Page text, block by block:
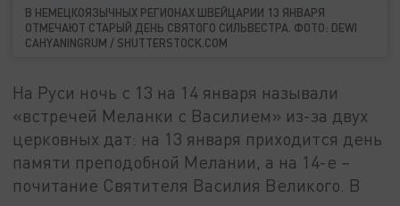
В НЕМЕЦКОЯЗЫЧНЫХ РЕГИОНАХ ШВЕЙЦАРИИ 13 ЯНВАРЯ
ОТМЕЧАЮТ СТАРЫЙ ДЕНЬ СВЯТОГО СИЛЬВЕСТРА. ФОТО: DEWI
CAHYANINGRUM / SHUTTERSTOCK.COM
На Руси ночь с 13 на 14 января называли
«встречей Меланки с Василием» из-за двух
церковных дат: на 13 января приходится день
памяти преподобной Мелании, а на 14-е –
почитание Святителя Василия Великого. В